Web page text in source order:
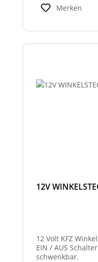
Merken
12V
12 Volt KFZ
EIN / AUS
schwenkbar.